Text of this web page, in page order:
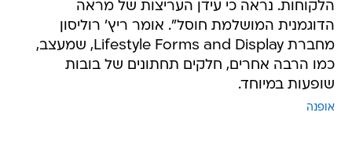
הלקוחות. נראה כי עידן העריצות של מראה
הדוגמנית המושלמת חוסל". אומר ריץ' רוליסון
מחברת Lifestyle Forms and Display, שמעצב,
כמו הרבה אחרים, חלקים תחתונים של בובות
שופעות במיוחד.
אופנה